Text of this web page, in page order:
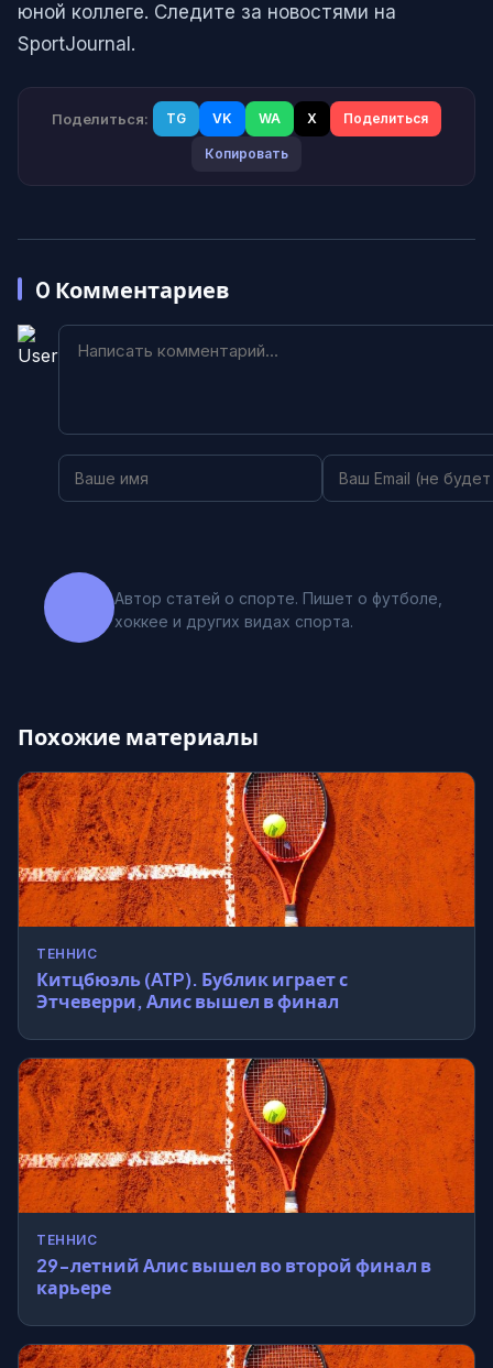
юной коллеге. Следите за новостями на
SportJournal.
Поделиться: TG VK WA X Поделиться
Копировать
0 Комментариев
Автор статей о спорте. Пишет о футболе,
хоккее и других видах спорта.
Похожие материалы
ТЕННИС
Китцбюэль (ATP). Бублик играет с
Этчеверри, Алис вышел в финал
ТЕННИС
29-летний Алис вышел во второй финал в
карьере